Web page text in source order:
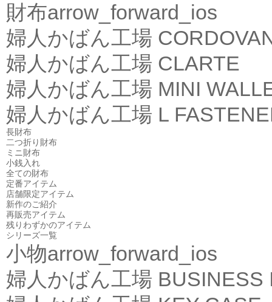
財布arrow_forward_ios
婦人かばん工場
婦人かばん工場 CLARTE
婦人かばん工場 MINI
婦人かばん工場 L
長財布
二つ折り財布
ミニ財布
小銭入れ
全ての財布
定番アイテム
店舗限定アイテム
新作のご紹介
再販売アイテム
残りわずかのアイテム
シリーズ一覧
小物arrow_forward_ios
婦人かばん工場 BUSINESS